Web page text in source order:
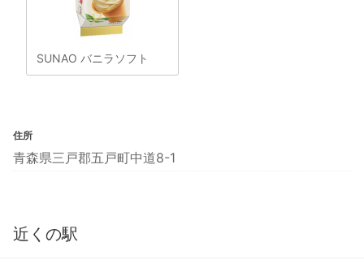
SUNAO バニラソフト
住所
青森県三戸郡五戸町中道8-1
近くの駅